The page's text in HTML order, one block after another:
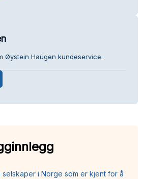
Øystein Haugen kundeservice.
selskaper i Norge som er kjent for å